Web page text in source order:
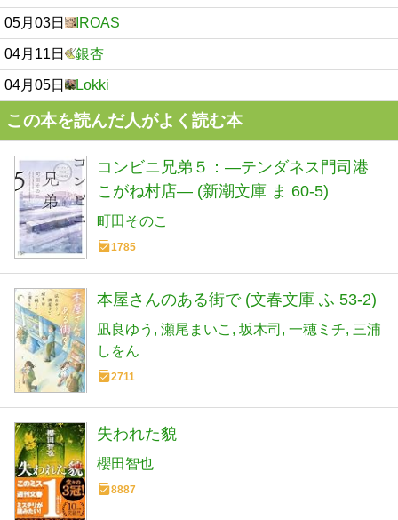
05月03日 IROAS
04月11日 銀杏
04月05日 Lokki
この本を読んだ人がよく読む本
コンビニ兄弟５：―テンダネス門司港
こがね村店― (新潮文庫 ま 60-5)
町田そのこ
1785
本屋さんのある街で (文春文庫 ふ 53-2)
凪良ゆう 瀬尾まいこ 坂木司 一穂ミチ 三浦
しをん
2711
失われた貌
櫻田智也
8887